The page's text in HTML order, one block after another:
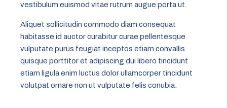
vestibulum euismod vitae rutrum augue porta ut.
Aliquet sollicitudin commodo diam consequat
habitasse id auctor curabitur curae pellentesque
vulputate purus feugiat inceptos etiam convallis
quisque porttitor et adipiscing dui libero tincidunt
etiam ligula enim luctus dolor ullamcorper tincidunt
volutpat ornare non ut vulputate felis conubia.